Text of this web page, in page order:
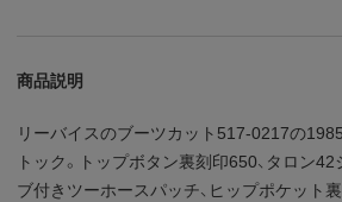
商品説明
リーバイスのブーツカット517-0217の
トック。トップボタン裏刻印650、タロン42
ブ付きツーホースパッチ、ヒップポケット